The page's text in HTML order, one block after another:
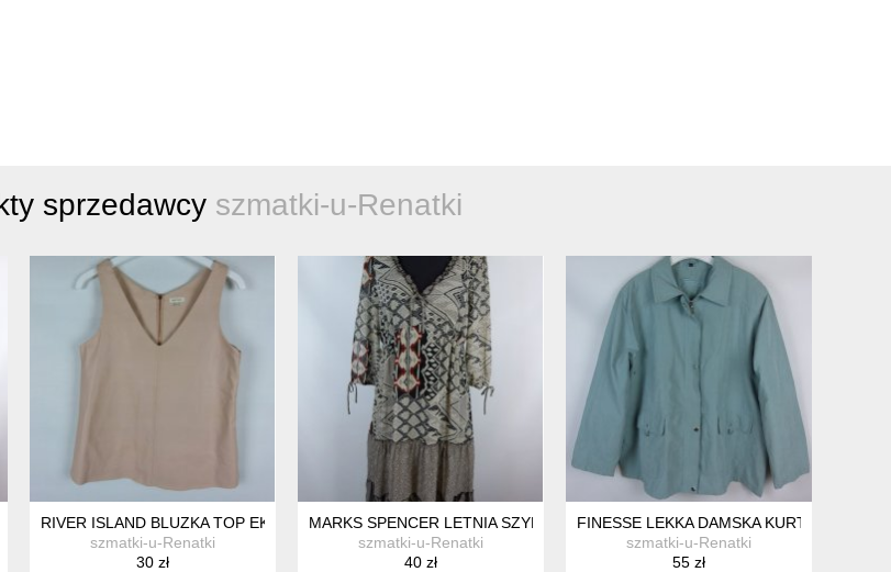
sprzedawcy szmatki-u-Renatki
NA BIUST / L
RIVER ISLAND BLUZKA TOP EKOSKÓRA 10 / 36
szmatki-u-Renatki
30 zł
MARKS SPENCER LETNIA SZYFONOWA SUKIENKA FALBANY 14 / 40
szmatki-u-Renatki
40 zł
FINESSE LEKKA DAMSKA KURTKA / 24 - 52
szmatki-u-Renatki
55 zł